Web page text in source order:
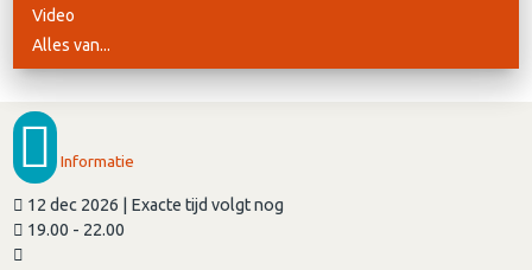
Video
Alles van...
Informatie
12 dec 2026 | Exacte tijd volgt nog
19.00 - 22.00